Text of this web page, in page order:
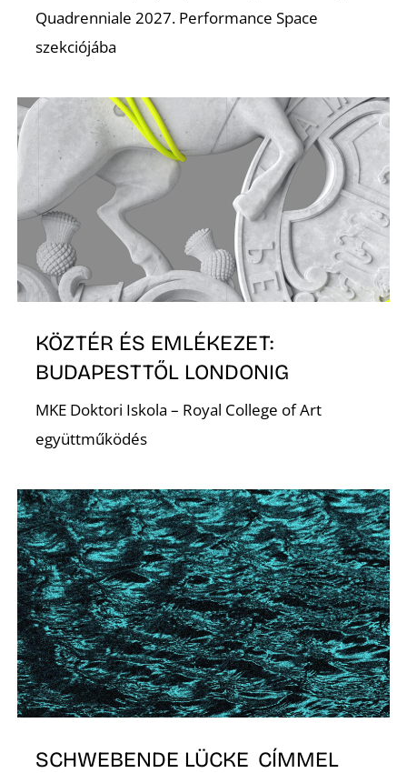
Quadrenniale 2027. Performance Space
szekciójába
KÖZTÉR ÉS EMLÉKEZET:
BUDAPESTTŐL LONDONIG
MKE Doktori Iskola – Royal College of Art
együttműködés
SCHWEBENDE LÜCKE CÍMMEL